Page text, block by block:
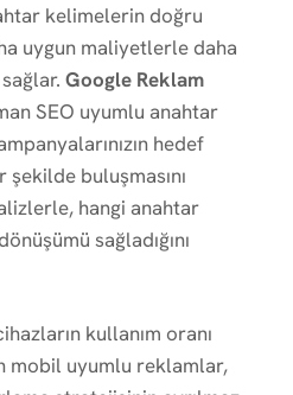
kelimelerin doğru
uygun maliyetlerle daha
Google Reklam
SEO uyumlu anahtar
hedef
buluşmasını
hangi anahtar
sağladığını
kullanım oranı
mobil uyumlu reklamlar,